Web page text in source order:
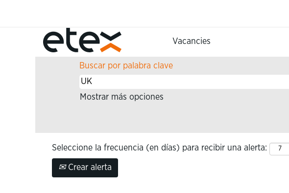
Vacancies
Resultados de búsqueda de
Buscar por palabra clave
Mostrar más opciones
Seleccione la frecuencia (en días) para recibir una alerta:
Crear alerta